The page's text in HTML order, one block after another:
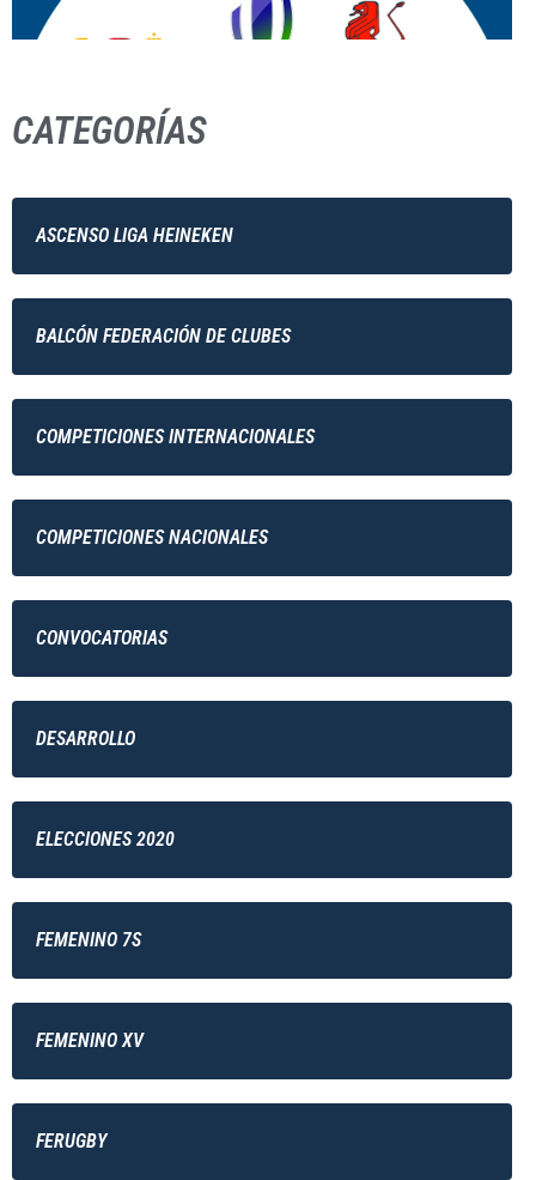
CATEGORÍAS
ASCENSO LIGA HEINEKEN
BALCÓN FEDERACIÓN DE CLUBES
COMPETICIONES INTERNACIONALES
COMPETICIONES NACIONALES
CONVOCATORIAS
DESARROLLO
ELECCIONES 2020
FEMENINO 7S
FEMENINO XV
FERUGBY